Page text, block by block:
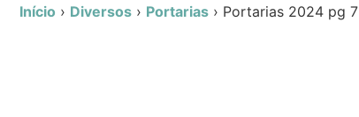
Início › Diversos › Portarias › Portarias 2024 pg 7